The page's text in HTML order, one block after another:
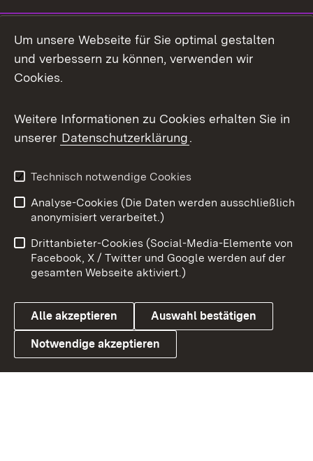
Facebook
X / Twitter
Youtube
Link zum Landesportal
Impressum
Kontakt
Barrierefreiheit
Datenschutz
Cookies
Um unsere Webseite für Sie optimal gestalten
und verbessern zu können, verwenden wir
Cookies.
Weitere Informationen zu Cookies erhalten Sie in
unserer Datenschutzerklärung.
Technisch notwendige Cookies
Analyse-Cookies (Die Daten werden ausschließlich
anonymisiert verarbeitet.)
Drittanbieter-Cookies (Social-Media-Elemente von
Facebook, X / Twitter und Google werden auf der
gesamten Webseite aktiviert.)
Alle akzeptieren Auswahl bestätigen
Notwendige akzeptieren